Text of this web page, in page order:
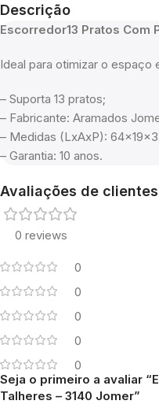
Descrição
Escorredor13 Pratos Com
Ideal para otimizar o espaço
– Suporta 13 pratos;
– Fabricante: Aramados
– Medidas (LxAxP):
– Garantia: 10 anos.
Avaliações de clientes
0 reviews
0
0
0
0
0
Seja o primeiro a avaliar
Talheres – 3140 Jomer”